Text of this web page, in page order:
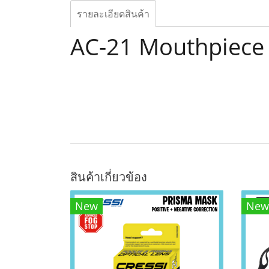
รายละเอียดสินค้า
AC-21 Mouthpiece
สินค้าเกี่ยวข้อง
New New